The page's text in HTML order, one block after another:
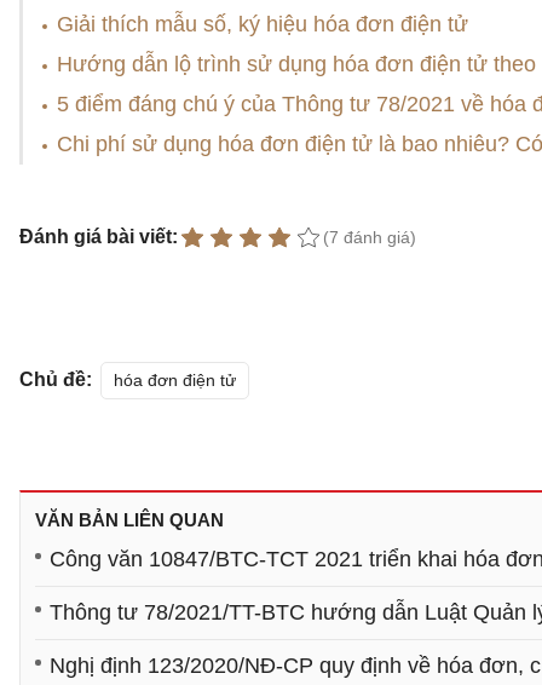
Giải thích mẫu số, ký hiệu hóa đơn điện tử
Hướng dẫn lộ trình sử dụng hóa đơn điện tử
5 điểm đáng chú ý của Thông tư 78/2021 về hóa
Chi phí sử dụng hóa đơn điện tử là bao nhiêu?
Đánh giá bài viết: (7 đánh giá)
Chủ đề: hóa đơn điện tử
VĂN BẢN LIÊN QUAN
Công văn 10847/BTC-TCT 2021 triển khai hóa
Thông tư 78/2021/TT-BTC hướng dẫn Luật Quản
Nghị định 123/2020/NĐ-CP quy định về hóa đơn,